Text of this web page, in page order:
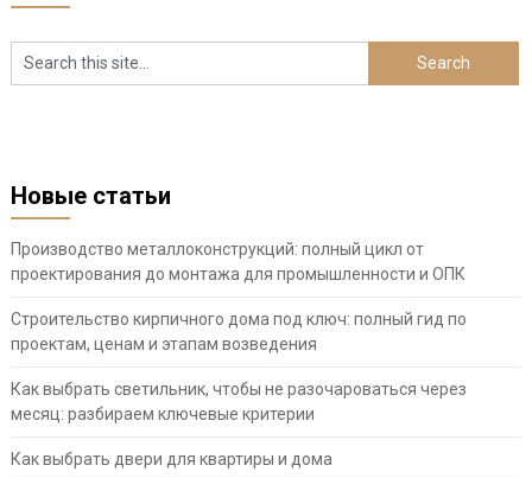
Новые статьи
Производство металлоконструкций: полный цикл от
проектирования до монтажа для промышленности и ОПК
Строительство кирпичного дома под ключ: полный гид по
проектам, ценам и этапам возведения
Как выбрать светильник, чтобы не разочароваться через
месяц: разбираем ключевые критерии
Как выбрать двери для квартиры и дома